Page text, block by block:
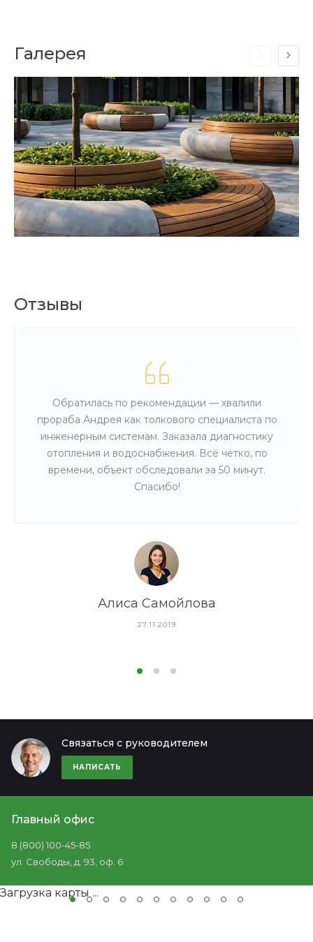
Галерея
Отзывы
Обратилась по рекомендации — хвалили
прораба Андрея как толкового специалиста по
инженерным системам. Заказала диагностику
отопления и водоснабжения. Всё чётко, по
времени, объект обследовали за 50 минут.
Спасибо!
Алиса Самойлова
27.11.2019
Связаться с руководителем
НАПИСАТЬ
Главный офис
8 (800) 100-45-85
ул. Свободы, д. 93, оф. 6
Загрузка карты ...